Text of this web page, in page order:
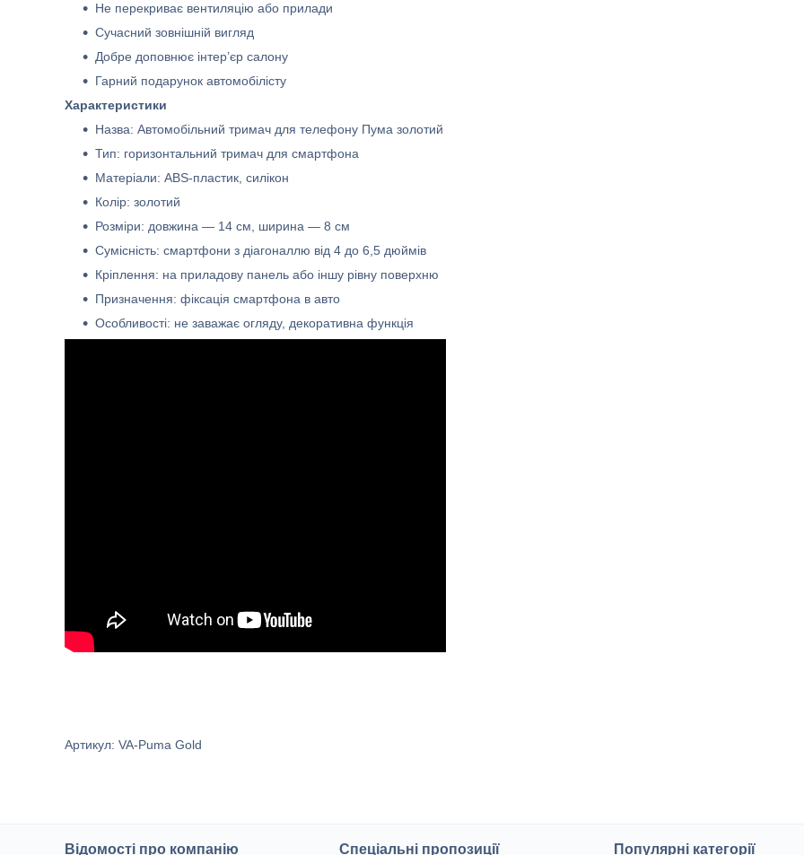
Не перекриває вентиляцію або прилади
Сучасний зовнішній вигляд
Добре доповнює інтер’єр салону
Гарний подарунок автомобілісту
Характеристики
Назва: Автомобільний тримач для телефону Пума золотий
Тип: горизонтальний тримач для смартфона
Матеріали: ABS-пластик, силікон
Колір: золотий
Розміри: довжина — 14 см, ширина — 8 см
Сумісність: смартфони з діагоналлю від 4 до 6,5 дюймів
Кріплення: на приладову панель або іншу рівну поверхню
Призначення: фіксація смартфона в авто
Особливості: не заважає огляду, декоративна функція
Артикул: VA-Puma Gold
Відомості про компанію Спеціальні пропозиції Популярні категорії